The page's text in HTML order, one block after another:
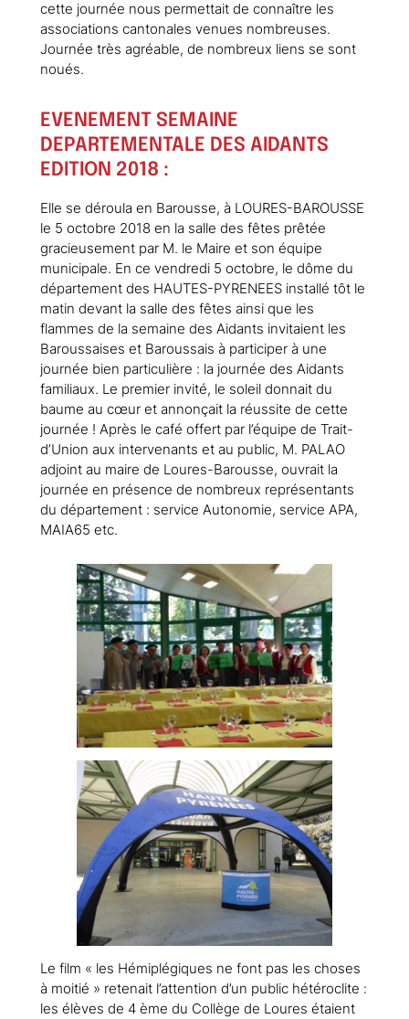
cette journée nous permettait de connaître les
associations cantonales venues nombreuses.
Journée très agréable, de nombreux liens se sont
noués.
EVENEMENT SEMAINE
DEPARTEMENTALE DES AIDANTS
EDITION 2018 :
Elle se déroula en Barousse, à LOURES-BAROUSSE
le 5 octobre 2018 en la salle des fêtes prêtée
gracieusement par M. le Maire et son équipe
municipale. En ce vendredi 5 octobre, le dôme du
département des HAUTES-PYRENEES installé tôt le
matin devant la salle des fêtes ainsi que les
flammes de la semaine des Aidants invitaient les
Baroussaises et Baroussais à participer à une
journée bien particulière : la journée des Aidants
familiaux. Le premier invité, le soleil donnait du
baume au cœur et annonçait la réussite de cette
journée ! Après le café offert par l’équipe de Trait-
d’Union aux intervenants et au public, M. PALAO
adjoint au maire de Loures-Barousse, ouvrait la
journée en présence de nombreux représentants
du département : service Autonomie, service APA,
MAIA65 etc.
Le film « les Hémiplégiques ne font pas les choses
à moitié » retenait l’attention d’un public hétéroclite :
les élèves de 4 ème du Collège de Loures étaient